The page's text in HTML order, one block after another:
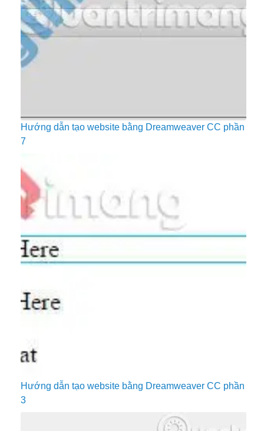
Hướng dẫn tạo website bằng Dreamweaver CC phần
7
Hướng dẫn tạo website bằng Dreamweaver CC phần
3